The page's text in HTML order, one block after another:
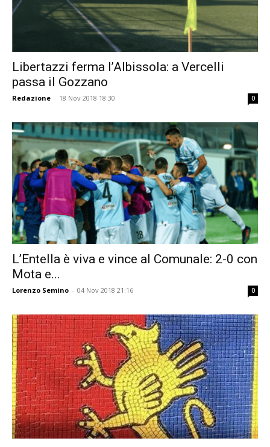
Libertazzi ferma l’Albissola: a Vercelli
passa il Gozzano
Redazione - 18 Nov 2018 18:30 0
L’Entella è viva e vince al Comunale: 2-0 con
Mota e...
Lorenzo Semino - 04 Nov 2018 21:16 0